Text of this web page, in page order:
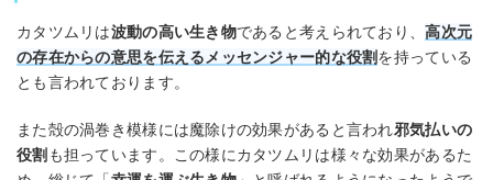
カタツムリは波動の高い生き物であると考えられており、高次元
の存在からの意思を伝えるメッセンジャー的な役割を持っている
とも言われております。
また殻の渦巻き模様には魔除けの効果があると言われ邪気払いの
役割 も担っています。この様にカタツムリは様々な効果があるた